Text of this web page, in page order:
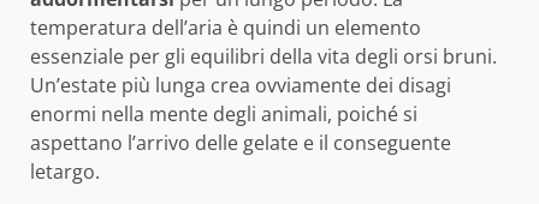
temperatura dell’aria è quindi un elemento
essenziale per gli equilibri della vita degli orsi bruni.
Un’estate più lunga crea ovviamente dei disagi
enormi nella mente degli animali, poiché si
aspettano l’arrivo delle gelate e il conseguente
letargo.